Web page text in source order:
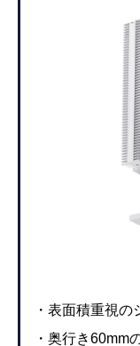
・表面積重視
・奥行き60mm